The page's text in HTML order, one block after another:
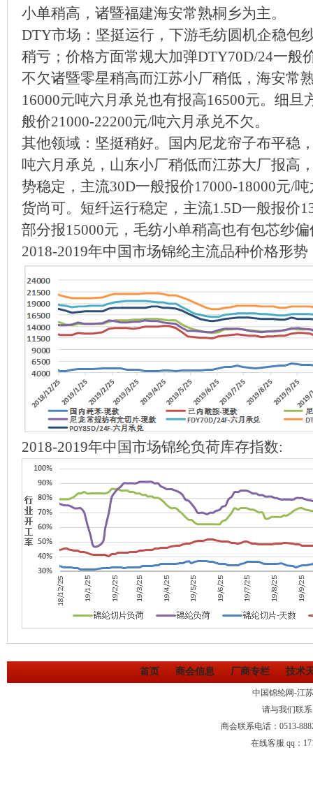
小单稍高，诸暨福建海安常熟桐乡为主。
DTY市场：坚挺运行，下游毛纺圆机企稳包
稍亏；价格方面常规大加弹DTY70D/24一般
不欠诸暨零星稍高而江苏小厂稍低，海安常
16000元吨六月承兑也有报高16500元。细
般价21000-22200元/吨六月承兑不欠。
其他领域：坚挺稍好。国内尼龙帘子布平稳
吨六月承兑，山东小厂稍低而江苏大厂报高
势稳定，主流30D一般报价17000-18000元/
货尚可。短纤运行稳定，主流1.5D一般报价
部分报15000元，毛纺小单稍高也有包芯纱
2018-2019年中国市场锦纶主流品种价格形
2018-2019年中国市场锦纶负荷库存指数:
首页 商会信息 厂商专栏 技术
中国锦纶网-江
请与我们联
商会联系电话：0513-
在线客服 qq：